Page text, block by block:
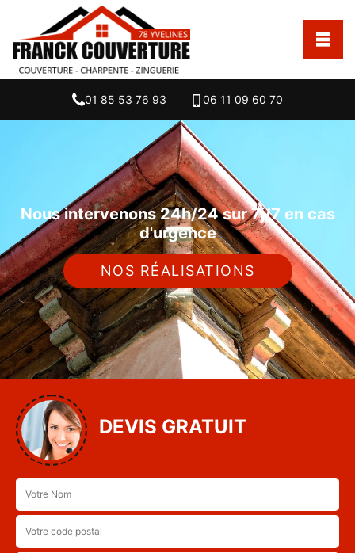
01 85 53 76 93 06 11 09 60 70
Nous intervenons 24h/24 sur 7j/7 en cas
d'urgence
NOS RÉALISATIONS
DEVIS GRATUIT